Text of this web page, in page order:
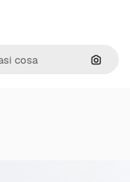
Cerca